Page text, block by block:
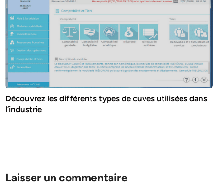
Découvrez les différents types de cuves utilisées dans
l’industrie
Laisser un commentaire